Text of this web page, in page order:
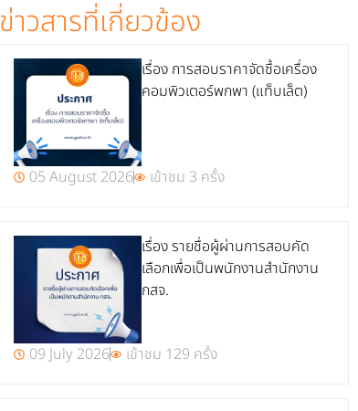
ข่าวสารที่เกี่ยวข้อง
เรื่อง การสอบราคาจัดซื้อเครื่อง
คอมพิวเตอร์พกพา (แท็บเล็ต)
05 August 2026 เข้าชม 3 ครั้ง
เรื่อง รายชื่อผู้ผ่านการสอบคัด
เลือกเพื่อเป็นพนักงานสำนักงาน
กสจ.
09 July 2026 เข้าชม 129 ครั้ง